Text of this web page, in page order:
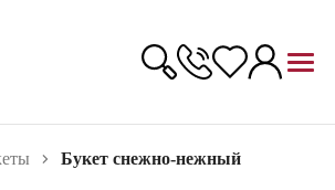
Букет снежно-нежный